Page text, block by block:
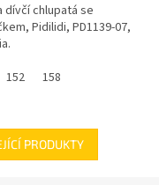
122/128
dívčí chlupatá se
Pidilidi, PD1139-07,
152 158
PRODUKTY